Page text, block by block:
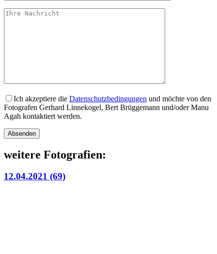
Ich akzeptiere die Datenschutzbedingungen und möchte von den
Fotografen Gerhard Linnekogel, Bert Brüggemann und/oder Manu
Agah kontaktiert werden.
Bitte lasse dieses Feld leer.
weitere Fotografien:
12.04.2021 (69)